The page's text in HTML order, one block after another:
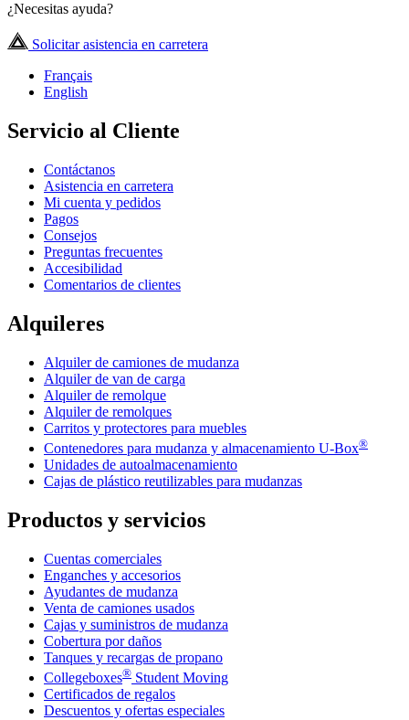
¿Necesitas ayuda?
Solicitar asistencia en carretera
Français
English
Servicio al Cliente
Contáctanos
Asistencia en carretera
Mi cuenta y pedidos
Pagos
Consejos
Preguntas frecuentes
Accesibilidad
Comentarios de clientes
Alquileres
Alquiler de camiones de mudanza
Alquiler de van de carga
Alquiler de remolque
Alquiler de remolques
Carritos y protectores para muebles
Contenedores para mudanza y almacenamiento U-Box®
Unidades de autoalmacenamiento
Cajas de plástico reutilizables para mudanzas
Productos y servicios
Cuentas comerciales
Enganches y accesorios
Ayudantes de mudanza
Venta de camiones usados
Cajas y suministros de mudanza
Cobertura por daños
Tanques y recargas de propano
Collegeboxes® Student Moving
Certificados de regalos
Descuentos y ofertas especiales